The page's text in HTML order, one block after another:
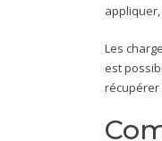
Les
est
récupérer